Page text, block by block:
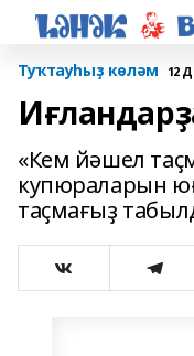
Туҡтауһыҙ көләм 12
«Кем йәшел
купюраларын
таҫмағыҙ